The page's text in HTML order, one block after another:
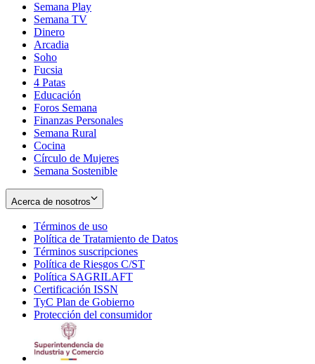
Semana Play
Semana TV
Dinero
Arcadia
Soho
in
new
window
Fucsia
in
new
window
4 Patas
Educación
Foros Semana
Finanzas Personales
Semana Rural
Cocina
Círculo de Mujeres
Semana Sostenible
Acerca de nosotros
Términos de uso
in
new
window
Política de Tratamiento de Datos
Términos suscripciones
in
Política de Riesgos C/ST
Política SAGRILAFT
new
window
Certificación ISSN
in
new
TyC Plan de Gobierno
in
Protección del consumidorOpens